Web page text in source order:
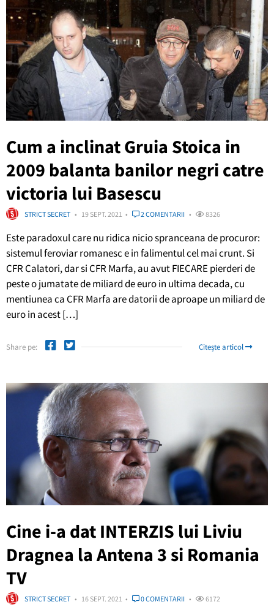
Cum a inclinat Gruia Stoica in
2009 balanta banilor negri catre
victoria lui Basescu
STRICT SECRET 19 SEPT. 2021 2 COMENTARII 8326
Este paradoxul care nu ridica nicio spranceana de procuror:
sistemul feroviar romanesc e in falimentul cel mai crunt. Si
CFR Calatori, dar si CFR Marfa, au avut FIECARE pierderi de
peste o jumatate de miliard de euro in ultima decada, cu
mentiunea ca CFR Marfa are datorii de aproape un miliard de
euro in acest […]
Share pe: Citește articol
Cine i-a dat INTERZIS lui Liviu
Dragnea la Antena 3 si Romania
TV
STRICT SECRET 16 SEPT. 2021 0 COMENTARII 6172